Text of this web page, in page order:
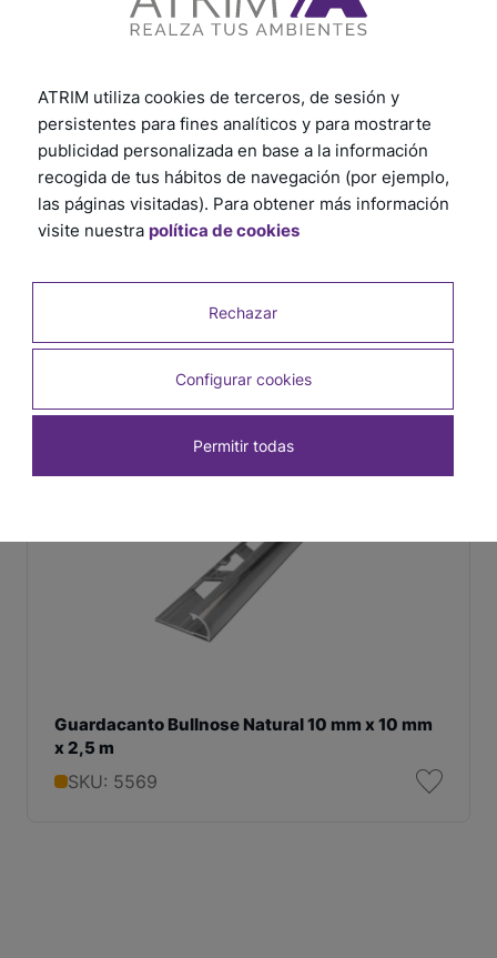
Guardacanto Bullnose Natural 10 mm x 10 mm
x 2,5 m
SKU: 5569
ATRIM utiliza cookies de terceros, de sesión y
persistentes para fines analíticos y para mostrarte
publicidad personalizada en base a la información
recogida de tus hábitos de navegación (por ejemplo,
las páginas visitadas). Para obtener más información
visite nuestra política de cookies
Rechazar
Configurar cookies
Permitir todas